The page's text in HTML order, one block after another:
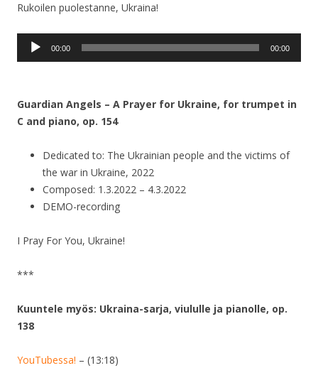
Rukoilen puolestanne, Ukraina!
Äänitoistin
00:00 00:00
Guardian Angels – A Prayer for Ukraine, for trumpet in
C and piano, op. 154
Dedicated to: The Ukrainian people and the victims of
the war in Ukraine, 2022
Composed: 1.3.2022 – 4.3.2022
DEMO-recording
I Pray For You, Ukraine!
***
Kuuntele myös: Ukraina-sarja, viululle ja pianolle, op.
138
YouTubessa! – (13:18)